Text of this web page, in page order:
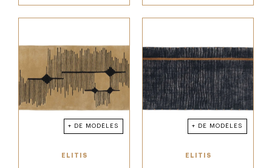
+ DE MODÈLES
ELITIS
+ DE MODÈLES
ELITIS